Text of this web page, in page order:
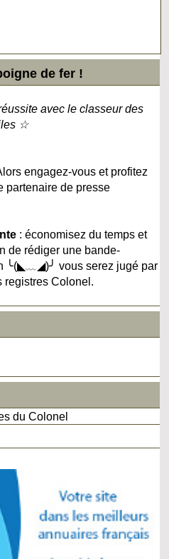
de fer !
avec le classeur des
☆
engagez-vous et profitez
partenaire de presse
: économisez du temps et
de rédiger une bande-
╰(◣﹏◢)╯ vous serez jugé par
registres Colonel.
du Colonel